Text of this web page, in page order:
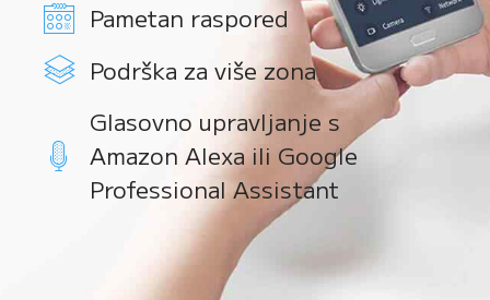
Pametan raspored
Podrška za više zona
Glasovno upravljanje s
Amazon Alexa ili Google
Professional Assistant